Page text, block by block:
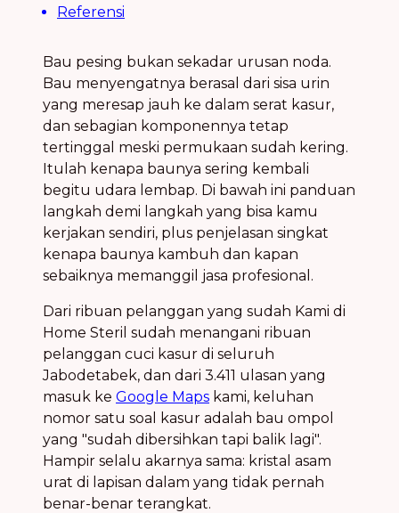
Referensi
Bau pesing bukan sekadar urusan noda.
Bau menyengatnya berasal dari sisa urin
yang meresap jauh ke dalam serat kasur,
dan sebagian komponennya tetap
tertinggal meski permukaan sudah kering.
Itulah kenapa baunya sering kembali
begitu udara lembap. Di bawah ini panduan
langkah demi langkah yang bisa kamu
kerjakan sendiri, plus penjelasan singkat
kenapa baunya kambuh dan kapan
sebaiknya memanggil jasa profesional.
Dari ribuan pelanggan yang sudah Kami di
Home Steril sudah menangani ribuan
pelanggan cuci kasur di seluruh
Jabodetabek, dan dari 3.411 ulasan yang
masuk ke Google Maps kami, keluhan
nomor satu soal kasur adalah bau ompol
yang "sudah dibersihkan tapi balik lagi".
Hampir selalu akarnya sama: kristal asam
urat di lapisan dalam yang tidak pernah
benar-benar terangkat.